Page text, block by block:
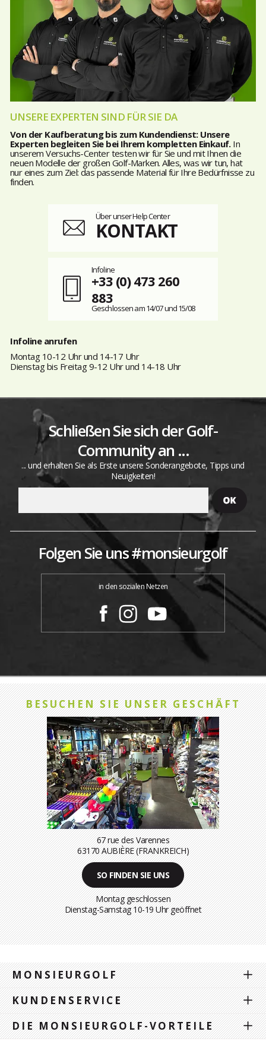
UNSERE EXPERTEN SIND FÜR SIE DA
Von der Kaufberatung bis zum Kundendienst: Unsere
Experten begleiten Sie bei Ihrem kompletten Einkauf.In
unserem Versuchs-Center testen wir für Sie und mit Ihnen die
neuen Modelle der großen Golf-Marken. Alles, was wir tun, hat
nur eines zum Ziel: das passende Material für Ihre Bedürfnisse zu
finden.
Über unser Help Center
KONTAKT
Infoline
+33 (0) 473 260
883
Geschlossen am 14/07 und 15/08
Infoline anrufen
Montag 10-12 Uhr und 14-17 Uhr
Dienstag bis Freitag 9-12 Uhr und 14-18 Uhr
Schließen Sie sich der Golf-
Community an ...
... und erhalten Sie als Erste unsere Sonderangebote, Tipps und
Neuigkeiten!
Folgen Sie uns #monsieurgolf
in den sozialen Netzen
BESUCHEN SIE UNSER GESCHÄFT
67 rue des Varennes
63170 AUBIÈRE (FRANKREICH)
SO FINDEN SIE UNS
Montag geschlossen
Dienstag-Samstag 10-19 Uhr geöffnet
MONSIEURGOLF
KUNDENSERVICE
DIE MONSIEURGOLF-VORTEILE